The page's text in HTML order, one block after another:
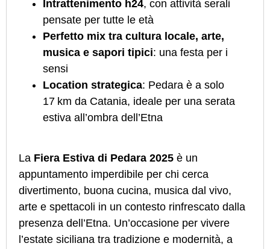
Intrattenimento h24, con attività serali
pensate per tutte le età
Perfetto mix tra cultura locale, arte,
musica e sapori tipici: una festa per i
sensi
Location strategica: Pedara è a solo
17 km da Catania, ideale per una serata
estiva all’ombra dell’Etna
La Fiera Estiva di Pedara 2025 è un
appuntamento imperdibile per chi cerca
divertimento, buona cucina, musica dal vivo,
arte e spettacoli in un contesto rinfrescato dalla
presenza dell’Etna. Un’occasione per vivere
l’estate siciliana tra tradizione e modernità, a